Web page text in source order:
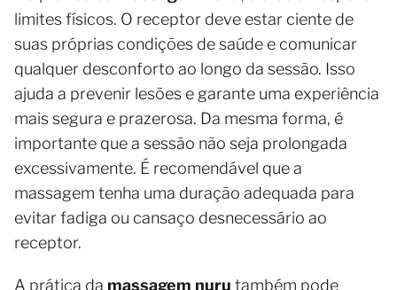
limites físicos. O receptor deve estar ciente de
suas próprias condições de saúde e comunicar
qualquer desconforto ao longo da sessão. Isso
ajuda a prevenir lesões e garante uma experiência
mais segura e prazerosa. Da mesma forma, é
importante que a sessão não seja prolongada
excessivamente. É recomendável que a
massagem tenha uma duração adequada para
evitar fadiga ou cansaço desnecessário ao
receptor.
A prática da massagem nuru também pode